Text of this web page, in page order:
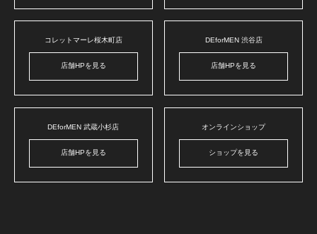
コレットマーレ桜木町店
店舗HPを見る
DEforMEN 渋谷店
店舗HPを見る
DEforMEN 武蔵小杉店
店舗HPを見る
オンラインショップ
ショップを見る